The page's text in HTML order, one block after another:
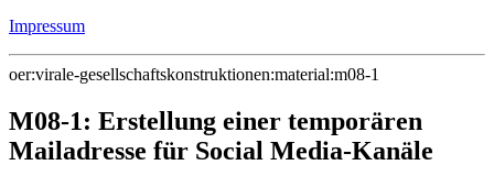
Impressum
oer:virale-gesellschaftskonstruktionen:material:m08-1
M08-1: Erstellung einer temporären
Mailadresse für Social Media-Kanäle